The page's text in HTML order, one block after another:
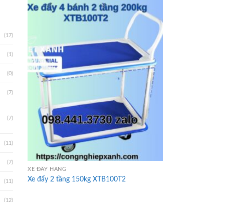
(17)
(1)
(0)
(7)
(7)
(11)
(7)
(11)
(12)
XE ĐẨY HÀNG
Xe đẩy 2 tầng 150kg XTB100T2